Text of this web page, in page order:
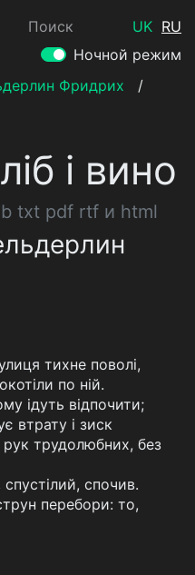
Поиск UK RU
Ночной режим
Фридрих
/
і вино
txt pdf rtf и html
тихне поволі,
по ній.
ідуть відпочити;
втрату і зиск
рук трудолюбних, без
спочив.
перебори: то,